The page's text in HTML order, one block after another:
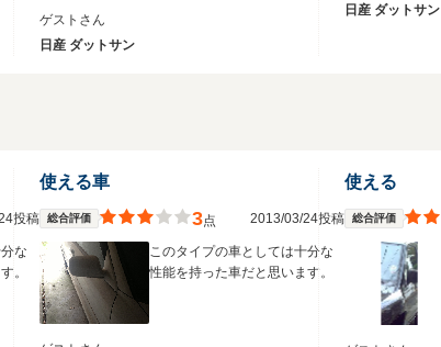
ゲストさん
日産 ダットサン
日産 ダットサン
投稿
な
。
使える車
総合評価 3点 2013/03/24投稿
このタイプの車としては十分な
性能を持った車だと思います。
使える
総合評価